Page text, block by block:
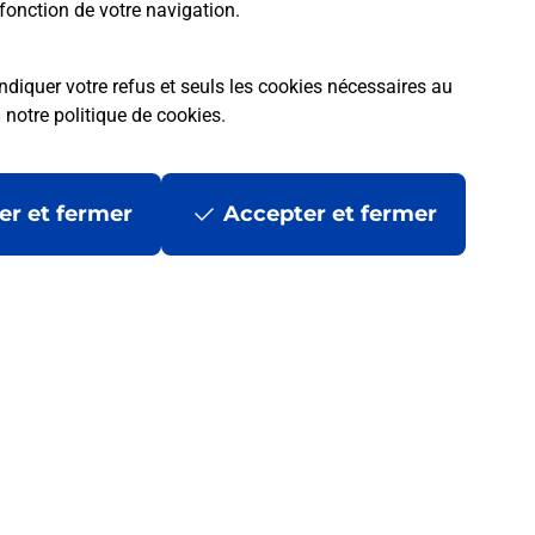
de votre navigation.
votre refus et seuls les cookies nécessaires au
notre politique de cookies.
et fermer Accepter et fermer
?